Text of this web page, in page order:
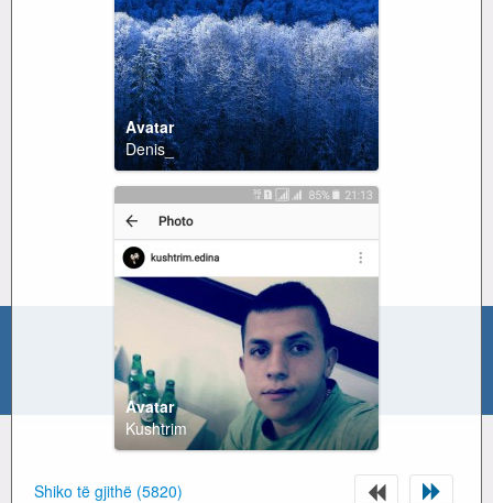
Avatar
Denis_
Avatar
Kushtrim
Shiko të gjithë (5820)